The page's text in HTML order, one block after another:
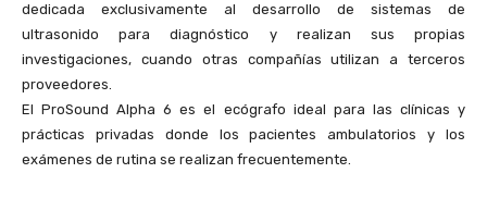
dedicada exclusivamente al desarrollo de sistemas de
ultrasonido para diagnóstico y realizan sus propias
investigaciones, cuando otras compañías utilizan a terceros
proveedores.
El ProSound Alpha 6 es el ecógrafo ideal para las clínicas y
prácticas privadas donde los pacientes ambulatorios y los
exámenes de rutina se realizan frecuentemente.